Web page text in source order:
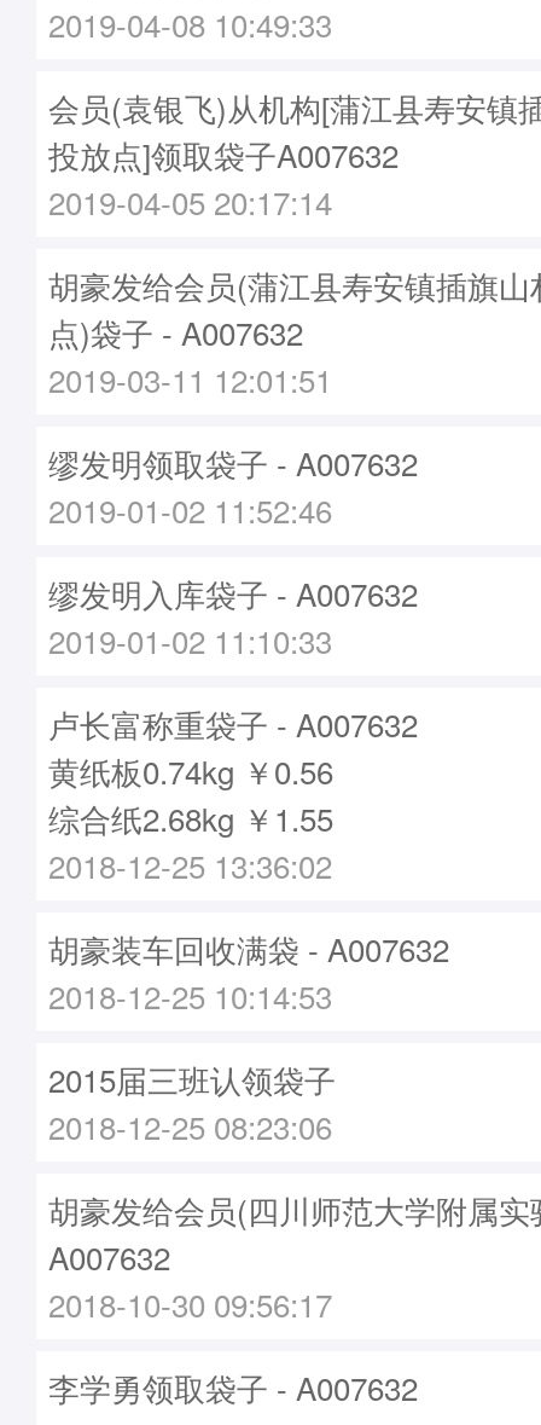
2019-04-08 10:49:33
会员(袁银飞)从机构[蒲江县寿安镇
投放点]领取袋子A007632
2019-04-05 20:17:14
胡豪发给会员(蒲江县寿安镇插旗
点)袋子 - A007632
2019-03-11 12:01:51
缪发明领取袋子 - A007632
2019-01-02 11:52:46
缪发明入库袋子 - A007632
2019-01-02 11:10:33
卢长富称重袋子 - A007632
黄纸板0.74kg ￥0.56
综合纸2.68kg ￥1.55
2018-12-25 13:36:02
胡豪装车回收满袋 - A007632
2018-12-25 10:14:53
2015届三班认领袋子
2018-12-25 08:23:06
胡豪发给会员(四川师范大学附属
A007632
2018-10-30 09:56:17
李学勇领取袋子 - A007632